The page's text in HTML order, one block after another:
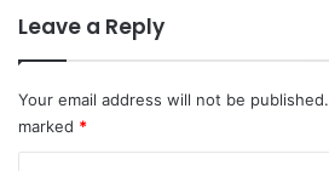
Leave a Reply
Your email address will not be published.
marked *